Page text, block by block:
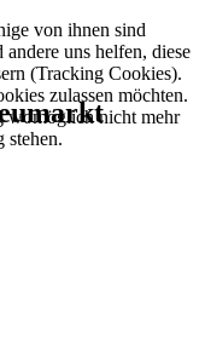
von ihnen sind
uns helfen, diese
(Tracking Cookies).
zulassen möchten.
womöglich nicht mehr
stehen.